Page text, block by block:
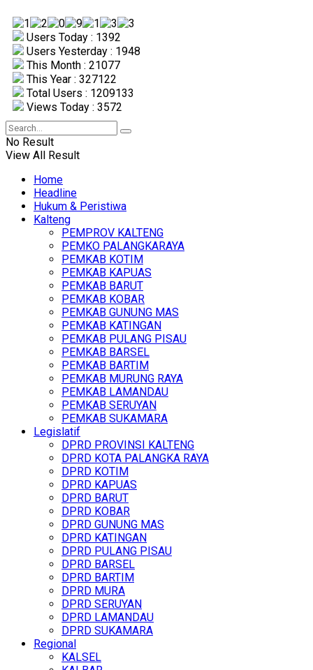
Users Today : 1392
Users Yesterday : 1948
This Month : 21077
This Year : 327122
Total Users : 1209133
Views Today : 3572
No Result
View All Result
Home
Headline
Hukum & Peristiwa
Kalteng
PEMPROV KALTENG
PEMKO PALANGKARAYA
PEMKAB KOTIM
PEMKAB KAPUAS
PEMKAB BARUT
PEMKAB KOBAR
PEMKAB GUNUNG MAS
PEMKAB KATINGAN
PEMKAB PULANG PISAU
PEMKAB BARSEL
PEMKAB BARTIM
PEMKAB MURUNG RAYA
PEMKAB LAMANDAU
PEMKAB SERUYAN
PEMKAB SUKAMARA
Legislatif
DPRD PROVINSI KALTENG
DPRD KOTA PALANGKA RAYA
DPRD KOTIM
DPRD KAPUAS
DPRD BARUT
DPRD KOBAR
DPRD GUNUNG MAS
DPRD KATINGAN
DPRD PULANG PISAU
DPRD BARSEL
DPRD BARTIM
DPRD MURA
DPRD SERUYAN
DPRD LAMANDAU
DPRD SUKAMARA
Regional
KALSEL